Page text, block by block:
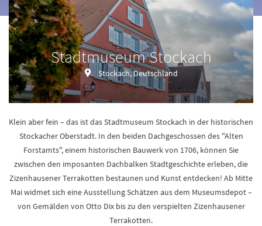
Stadtmuseum Stockach
Stockach, Deutschland
Klein aber fein – das ist das Stadtmuseum Stockach in der historischen
Stockacher Oberstadt. In den beiden Dachgeschossen des "Alten
Forstamts", einem historischen Bauwerk von 1706, können Sie
zwischen den imposanten Dachbalken Stadtgeschichte erleben, die
Zizenhausener Terrakotten bestaunen und Kunst entdecken! Ab Mitte
Mai widmet sich eine Ausstellung Schätzen aus dem Museumsdepot –
von Gemälden von Otto Dix bis zu den verspielten Zizenhausener
Terrakotten.